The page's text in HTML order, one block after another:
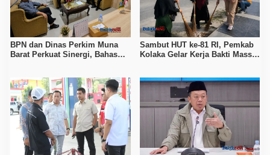
BPN dan Dinas Perkim Muna
Barat Perkuat Sinergi, Bahas
Sambut HUT ke-81 RI, Pemkab
Kolaka Gelar Kerja Bakti Massal